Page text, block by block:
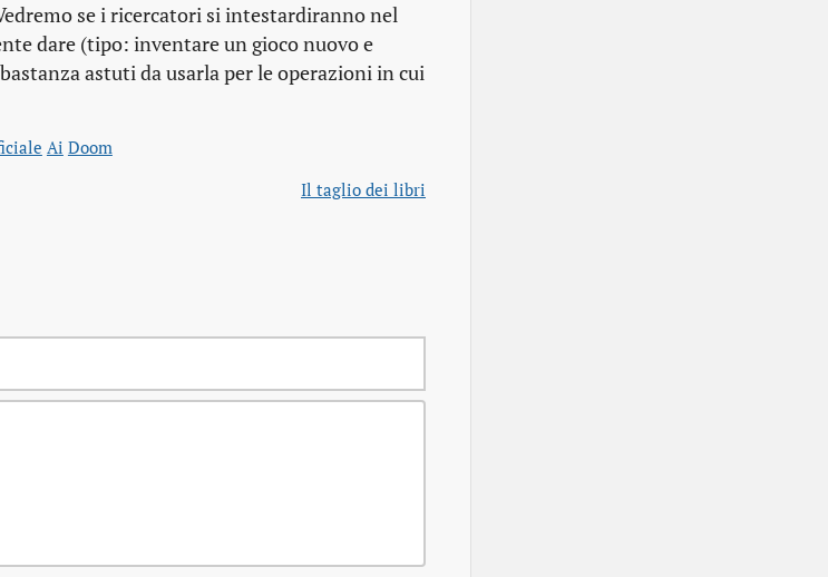
se i ricercatori si intestardiranno nel
dare (tipo: inventare un gioco nuovo e
astuti da usarla per le operazioni in cui
Ai Doom
Il taglio dei libri